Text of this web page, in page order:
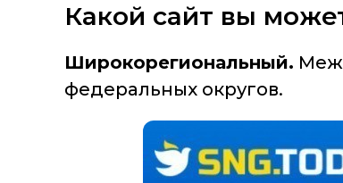
Какой сайт вы
Широкорегиональный.
федеральных округов.